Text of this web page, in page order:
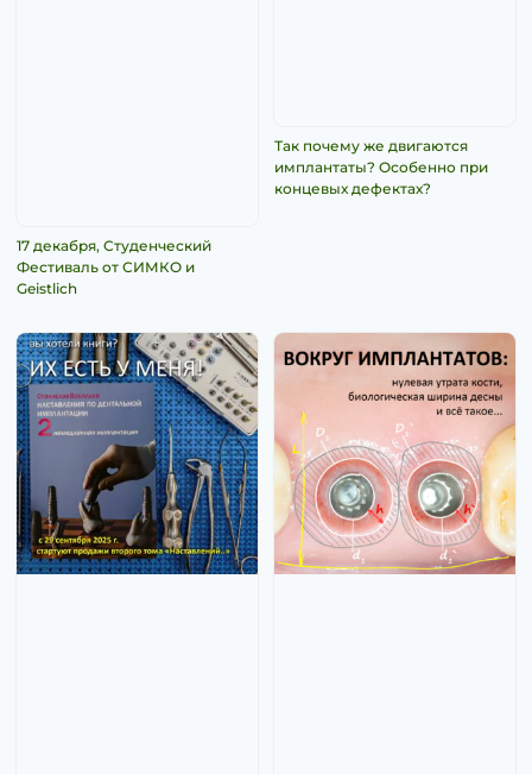
17 декабря, Студенческий
Фестиваль от СИМКО и
Geistlich
Так почему же двигаются
имплантаты? Особенно при
концевых дефектах?